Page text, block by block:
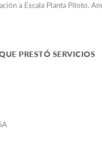
a Escala Planta Piloto.
PRESTÓ SERVICIOS